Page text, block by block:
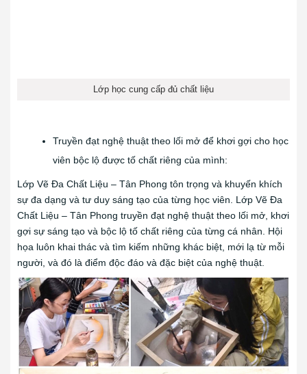
Lớp học cung cấp đủ chất liệu
Truyền đạt nghệ thuật theo lối mở để khơi gợi cho học
viên bộc lộ được tố chất riêng của mình:
Lớp Vẽ Đa Chất Liệu – Tân Phong tôn trọng và khuyến khích
sự đa dạng và tư duy sáng tạo của từng học viên. Lớp Vẽ Đa
Chất Liệu – Tân Phong truyền đạt nghệ thuật theo lối mở, khơi
gợi sự sáng tạo và bộc lộ tố chất riêng của từng cá nhân. Hội
họa luôn khai thác và tìm kiếm những khác biệt, mới lạ từ mỗi
người, và đó là điểm độc đáo và đặc biệt của nghệ thuật.